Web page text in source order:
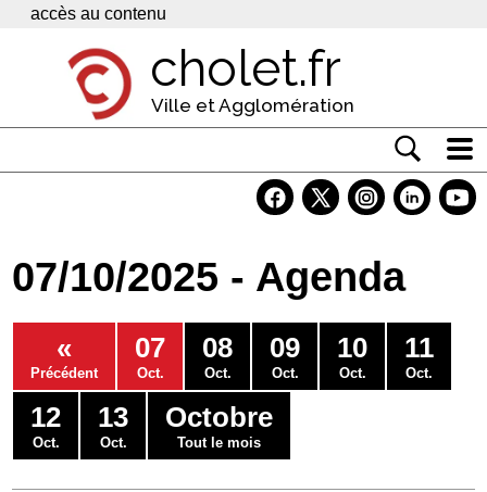
Panneau de gestion des cookies
accès au contenu
cholet.fr
Ville et Agglomération
Economie
Services
Contacts
07/10/2025 - Agenda
«
Précédent
07
Oct.
08
Oct.
09
Oct.
10
Oct.
11
Oct.
12
Oct.
13
Oct.
Octobre
Tout le mois